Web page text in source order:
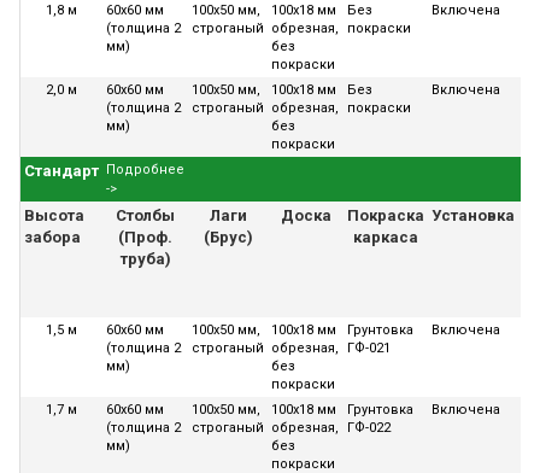
1,8 м
60х60 мм
(толщина 2
мм)
100х50 мм,
строганый
100х18 мм
обрезная,
без
покраски
Без
покраски
Включена
2,0 м
60х60 мм
(толщина 2
мм)
100х50 мм,
строганый
100х18 мм
обрезная,
без
покраски
Без
покраски
Включена
Стандарт
Подробнее
->
Высота
забора
Столбы
(Проф.
труба)
Лаги
(Брус)
Доска
Покраска
каркаса
Установка
1,5 м
60х60 мм
(толщина 2
мм)
100х50 мм,
строганый
100х18 мм
обрезная,
без
покраски
Грунтовка
ГФ-021
Включена
1,7 м
60х60 мм
(толщина 2
мм)
100х50 мм,
строганый
100х18 мм
обрезная,
без
покраски
Грунтовка
ГФ-022
Включена